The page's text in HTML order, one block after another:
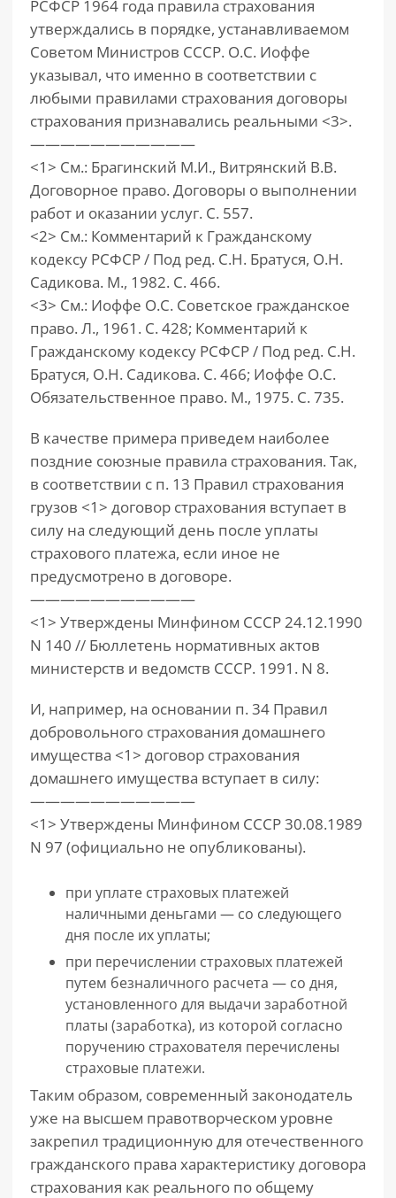
РСФСР 1964 года правила страхования
утверждались в порядке, устанавливаемом
Советом Министров СССР. О.С. Иоффе
указывал, что именно в соответствии с
любыми правилами страхования договоры
страхования признавались реальными <3>.
———————————
<1> См.: Брагинский М.И., Витрянский В.В.
Договорное право. Договоры о выполнении
работ и оказании услуг. С. 557.
<2> См.: Комментарий к Гражданскому
кодексу РСФСР / Под ред. С.Н. Братуся, О.Н.
Садикова. М., 1982. С. 466.
<3> См.: Иоффе О.С. Советское гражданское
право. Л., 1961. С. 428; Комментарий к
Гражданскому кодексу РСФСР / Под ред. С.Н.
Братуся, О.Н. Садикова. С. 466; Иоффе О.С.
Обязательственное право. М., 1975. С. 735.
В качестве примера приведем наиболее
поздние союзные правила страхования. Так,
в соответствии с п. 13 Правил страхования
грузов <1> договор страхования вступает в
силу на следующий день после уплаты
страхового платежа, если иное не
предусмотрено в договоре.
———————————
<1> Утверждены Минфином СССР 24.12.1990
N 140 // Бюллетень нормативных актов
министерств и ведомств СССР. 1991. N 8.
И, например, на основании п. 34 Правил
добровольного страхования домашнего
имущества <1> договор страхования
домашнего имущества вступает в силу:
———————————
<1> Утверждены Минфином СССР 30.08.1989
N 97 (официально не опубликованы).
при уплате страховых платежей
наличными деньгами — со следующего
дня после их уплаты;
при перечислении страховых платежей
путем безналичного расчета — со дня,
установленного для выдачи заработной
платы (заработка), из которой согласно
поручению страхователя перечислены
страховые платежи.
Таким образом, современный законодатель
уже на высшем правотворческом уровне
закрепил традиционную для отечественного
гражданского права характеристику договора
страхования как реального по общему